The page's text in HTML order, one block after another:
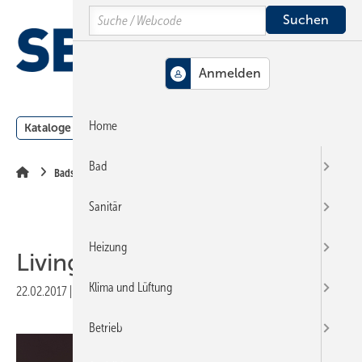
Hauptinhalt
Hauptmenü
SiteSearch
Kataloge Meldungen
Badserien
Living square
22.02.2017 Veröffentlicht inAusgabe 05-2017
Search
Home
Bad
Sanitär
Heizung
Klima und Lüftung
Betrieb